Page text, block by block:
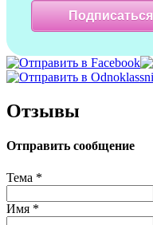
Подписаться
Отзывы
Отправить сообщение
Тема *
Имя *